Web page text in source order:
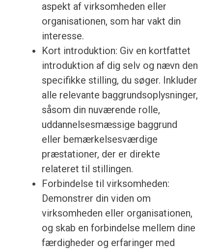
aspekt af virksomheden eller
organisationen, som har vakt din
interesse.
Kort introduktion: Giv en kortfattet
introduktion af dig selv og nævn den
specifikke stilling, du søger. Inkluder
alle relevante baggrundsoplysninger,
såsom din nuværende rolle,
uddannelsesmæssige baggrund
eller bemærkelsesværdige
præstationer, der er direkte
relateret til stillingen.
Forbindelse til virksomheden:
Demonstrer din viden om
virksomheden eller organisationen,
og skab en forbindelse mellem dine
færdigheder og erfaringer med